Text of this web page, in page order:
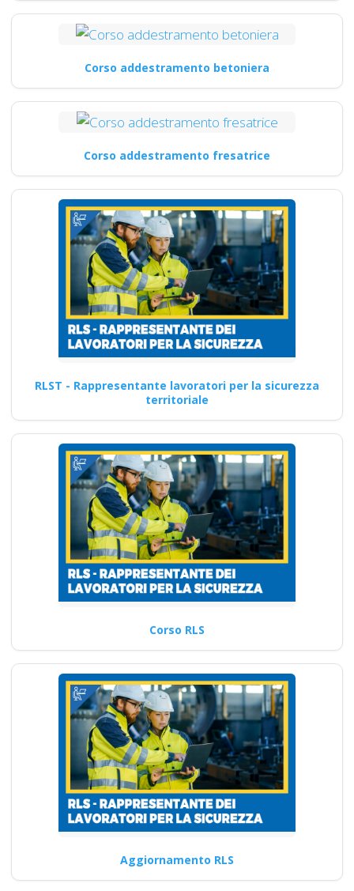
Corso addestramento betoniera
Corso addestramento fresatrice
RLST - Rappresentante lavoratori per la sicurezza
territoriale
Corso RLS
Aggiornamento RLS